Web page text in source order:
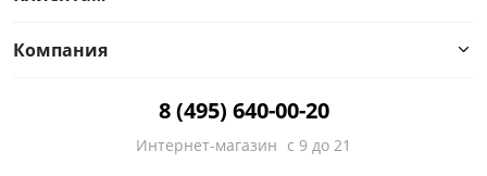
Цена
до
Компания
8 (495) 640-00-20
Интернет-магазин с 9 до 21